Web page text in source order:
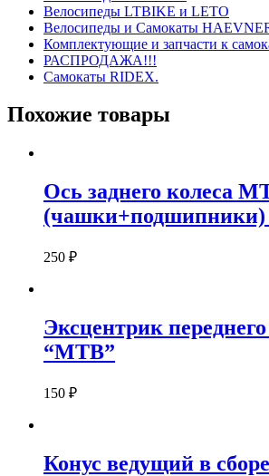
Велосипеды LTBIKE и LETO
Велосипеды и Самокаты
Комплектующие и запчасти к
РАСПРОДАЖА!!!
Самокаты RIDEX.
Похожие товары
Ось заднего колеса
250 ₽
Эксцентрик
“MTB”
150 ₽
Конус ведущий в